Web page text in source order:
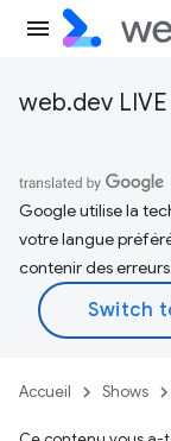
web.dev
Google utilise la
votre langue
contenir des
Accueil Shows